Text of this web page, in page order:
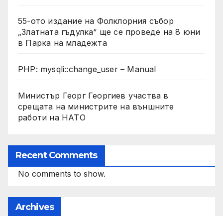
55-ото издание на Фолклорния събор
„Златната гъдулка“ ще се проведе на 8 юни
в Парка на младежта
PHP: mysqli::change_user – Manual
Министър Георг Георгиев участва в
срещата на министрите на външните
работи на НАТО
Recent Comments
No comments to show.
Archives